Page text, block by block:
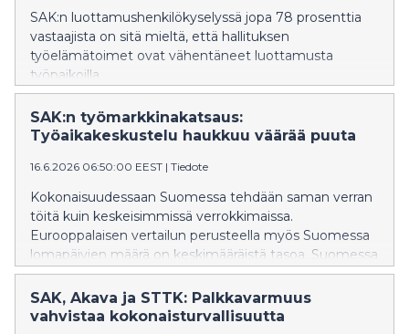
SAK:n luottamushenkilökyselyssä jopa 78 prosenttia
vastaajista on sitä mieltä, että hallituksen
työelämätoimet ovat vähentäneet luottamusta
työpaikoilla.
SAK:n työmarkkinakatsaus:
Työaikakeskustelu haukkuu väärää puuta
16.6.2026 06:50:00 EEST | Tiedote
Kokonaisuudessaan Suomessa tehdään saman verran
töitä kuin keskeisimmissä verrokkimaissa.
Eurooppalaisen vertailun perusteella myös Suomessa
lomapäivien määrä on keskimääräistä tasoa. Suomessa
on käytännössä yksi lomapäivä enemmän kuin
maajoukossa keskimäärin. Ongelmat ovatkin ihan
muualla.
SAK, Akava ja STTK: Palkkavarmuus
vahvistaa kokonaisturvallisuutta